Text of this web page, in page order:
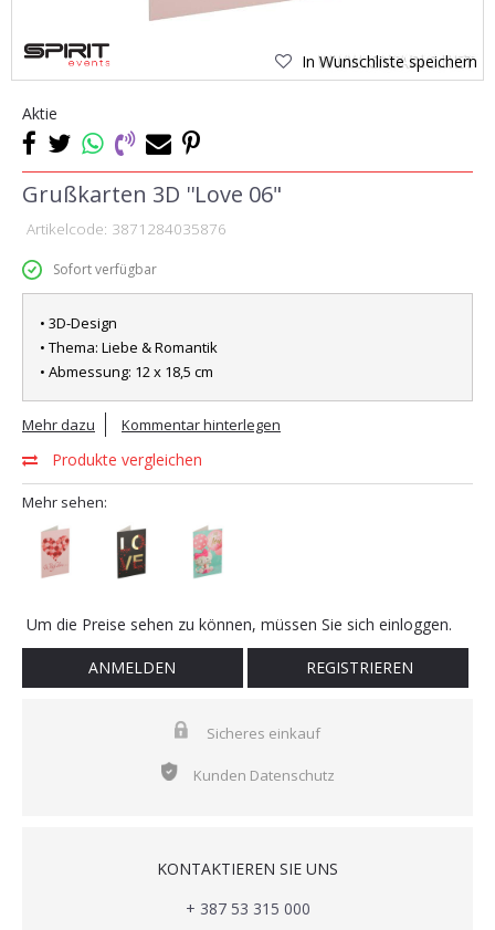
In Wunschliste speichern
Aktie
Grußkarten 3D ''Love 06"
Artikelcode: 3871284035876
Sofort verfügbar
• 3D-Design
• Thema: Liebe & Romantik
• Abmessung: 12 x 18,5 cm
Mehr dazu Kommentar hinterlegen
Produkte vergleichen
Mehr sehen:
Um die Preise sehen zu können, müssen Sie sich einloggen.
ANMELDEN REGISTRIEREN
Sicheres einkauf
Kunden Datenschutz
KONTAKTIEREN SIE UNS
+ 387 53 315 000